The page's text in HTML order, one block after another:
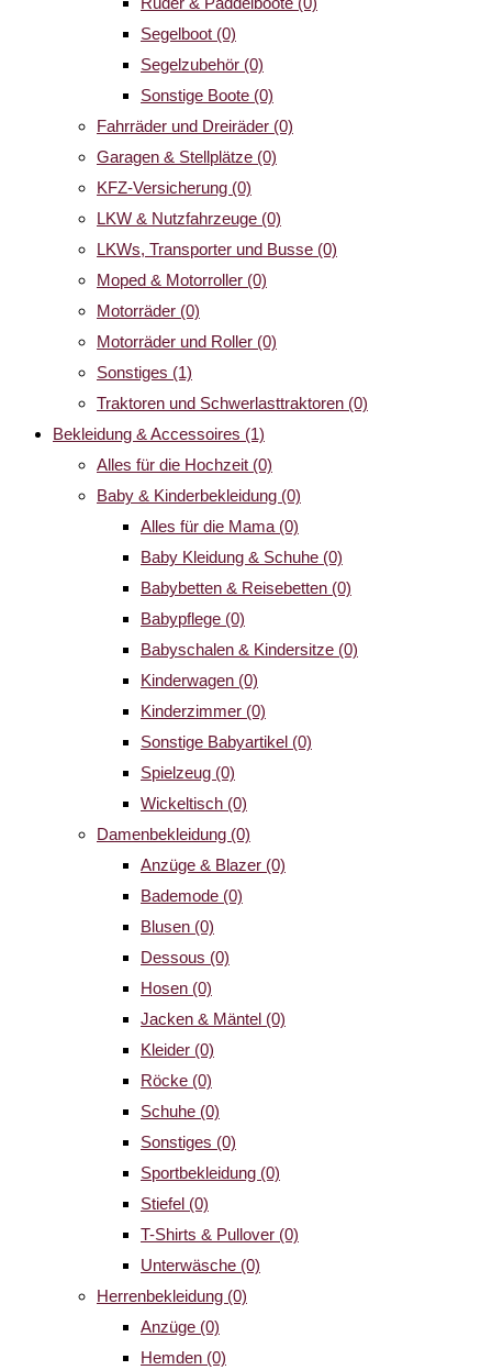
Segelboot (0)
Segelzubehör (0)
Sonstige Boote (0)
Fahrräder und Dreiräder (0)
Garagen & Stellplätze (0)
KFZ-Versicherung (0)
LKW & Nutzfahrzeuge (0)
LKWs, Transporter und Busse (0)
Moped & Motorroller (0)
Motorräder (0)
Motorräder und Roller (0)
Sonstiges (1)
Traktoren und Schwerlasttraktoren (0)
Bekleidung & Accessoires (1)
Alles für die Hochzeit (0)
Baby & Kinderbekleidung (0)
Alles für die Mama (0)
Baby Kleidung & Schuhe (0)
Babybetten & Reisebetten (0)
Babypflege (0)
Babyschalen & Kindersitze (0)
Kinderwagen (0)
Kinderzimmer (0)
Sonstige Babyartikel (0)
Spielzeug (0)
Wickeltisch (0)
Damenbekleidung (0)
Anzüge & Blazer (0)
Bademode (0)
Blusen (0)
Dessous (0)
Hosen (0)
Jacken & Mäntel (0)
Kleider (0)
Röcke (0)
Schuhe (0)
Sonstiges (0)
Sportbekleidung (0)
Stiefel (0)
T-Shirts & Pullover (0)
Unterwäsche (0)
Herrenbekleidung (0)
Anzüge (0)
Hemden (0)